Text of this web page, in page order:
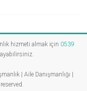
hizmeti almak için 0539
| Aile Danışmanlığı |